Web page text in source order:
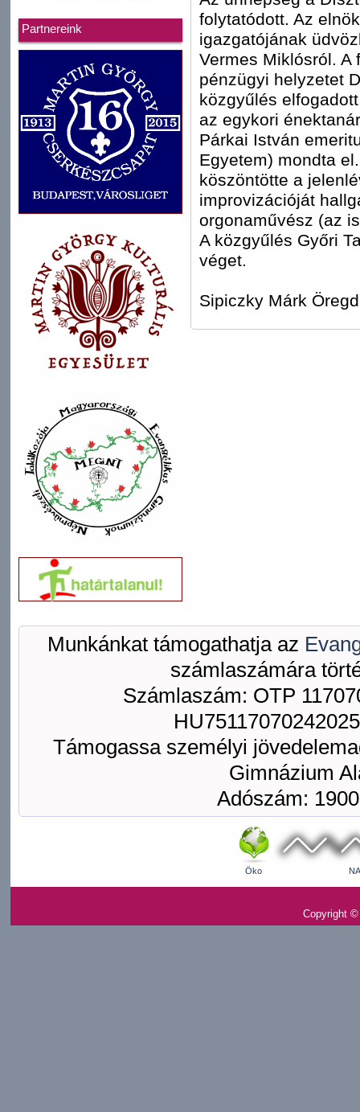
Partnereink
folytatódott. Az
igazgatójának
Vermes Miklósról. A
pénzügyi helyzetet
közgyűlés
az egykori
Párkai István
Egyetem) mondta
köszöntötte a
improvizációját
orgonaművész (az
A közgyűlés Győri
véget.
Sipiczky Márk
Munkánkat támogathatja az
számlaszámára
Számlaszám: OTP
Támogassa személyi
Gimnázium
Adószám:
Öko
Copyright